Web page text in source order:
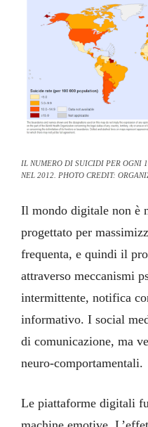
IL NUMERO DI SUICIDI PER OGNI
NEL 2012. PHOTO CREDIT:
Il mondo digitale non è
progettato per
frequenta, e quindi il
attraverso meccanismi
intermittente, notifica
informativo. I social
di comunicazione, ma
neuro-comportamentali.
Le piattaforme digitali